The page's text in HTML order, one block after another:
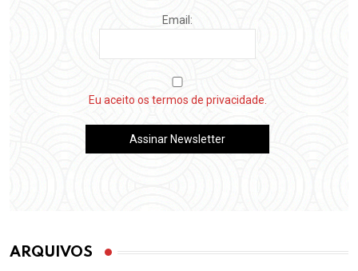
Email:
Eu aceito os termos de privacidade.
ARQUIVOS